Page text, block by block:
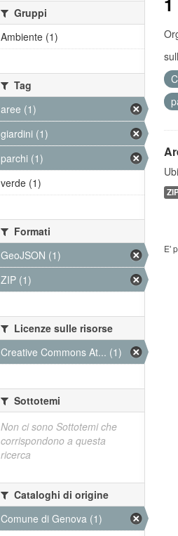
E'
Gruppi
Ambiente (1)
Tag
aree (1)
giardini (1)
parchi (1)
verde (1)
Formati
GeoJSON (1)
ZIP (1)
Licenze sulle risorse
Creative Commons At... (1)
Sottotemi
Non ci sono Sottotemi che
corrispondono a questa
ricerca
Cataloghi di origine
Comune di Genova (1)